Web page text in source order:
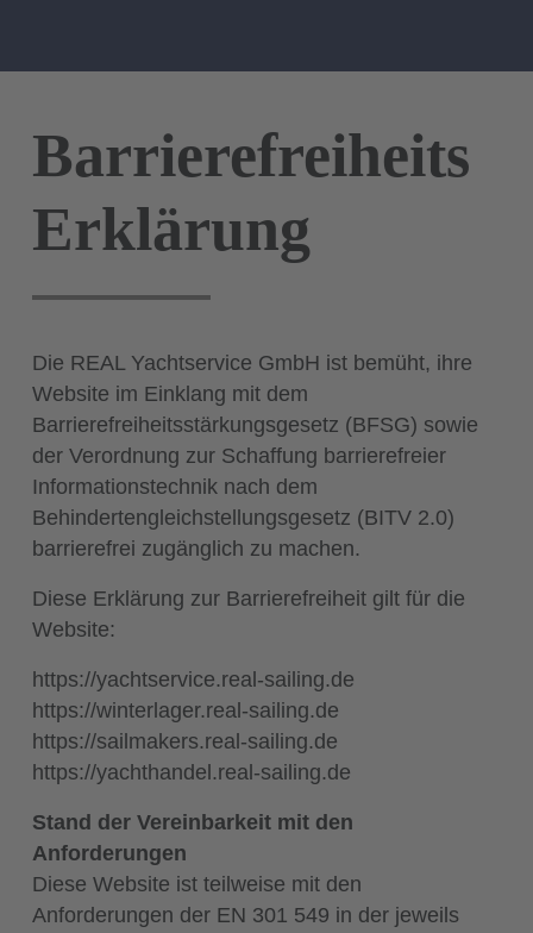
Barrierefreiheits
Erklärung
Die REAL Yachtservice GmbH ist bemüht, ihre
Website im Einklang mit dem
Barrierefreiheitsstärkungsgesetz (BFSG) sowie
der Verordnung zur Schaffung barrierefreier
Informationstechnik nach dem
Behindertengleichstellungsgesetz (BITV 2.0)
barrierefrei zugänglich zu machen.
Diese Erklärung zur Barrierefreiheit gilt für die
Website:
https://yachtservice.real-sailing.de
https://winterlager.real-sailing.de
https://sailmakers.real-sailing.de
https://yachthandel.real-sailing.de
Stand der Vereinbarkeit mit den
Anforderungen
Diese Website ist teilweise mit den
Anforderungen der EN 301 549 in der jeweils